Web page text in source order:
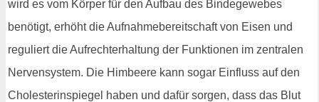
wird es vom Körper für den Aufbau des Bindegewebes
benötigt, erhöht die Aufnahmebereitschaft von Eisen und
reguliert die Aufrechterhaltung der Funktionen im zentralen
Nervensystem. Die Himbeere kann sogar Einfluss auf den
Cholesterinspiegel haben und dafür sorgen, dass das Blut